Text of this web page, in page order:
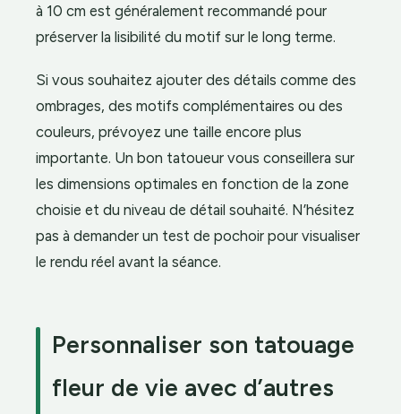
à 10 cm est généralement recommandé pour
préserver la lisibilité du motif sur le long terme.
Si vous souhaitez ajouter des détails comme des
ombrages, des motifs complémentaires ou des
couleurs, prévoyez une taille encore plus
importante. Un bon tatoueur vous conseillera sur
les dimensions optimales en fonction de la zone
choisie et du niveau de détail souhaité. N’hésitez
pas à demander un test de pochoir pour visualiser
le rendu réel avant la séance.
Personnaliser son tatouage
fleur de vie avec d’autres